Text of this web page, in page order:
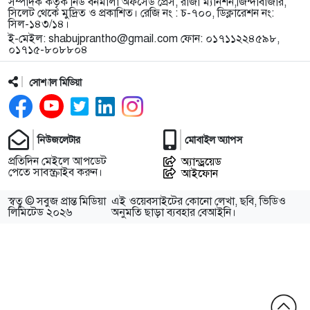
সিলেট থেকে মুদ্রিত ও প্রকাশিত। রেজি নং : চ-৭০০, ডিক্লারেশন নং:
সিল-১৪৩/১৪।
ই-মেইল: shabujprantho@gmail.com ফোন: ০১৭১১২২৪৫৯৮,
০১৭১৫-৮০৮৮০৪
সোশ্যাল মিডিয়া
নিউজলেটার
প্রতিদিন মেইলে আপডেট
পেতে সাবস্ক্রাইব করুন।
মোবাইল অ্যাপস
অ্যান্ড্রয়েড
আইফোন
স্বত্ব © সবুজ প্রান্ত মিডিয়া
লিমিটেড ২০২৬
এই ওয়েবসাইটের কোনো লেখা, ছবি, ভিডিও
অনুমতি ছাড়া ব্যবহার বেআইনি।